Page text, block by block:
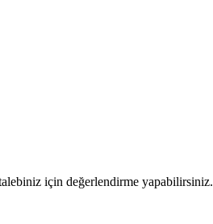
için değerlendirme yapabilirsiniz.